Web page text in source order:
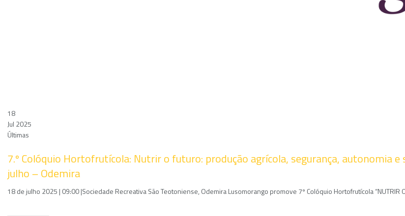
18
Jul 2025
Últimas
7.º Colóquio Hortofrutícola: Nutrir o futuro: produção agrícola, segurança, autonomia e
julho – Odemira
18 de julho 2025 | 09:00 |Sociedade Recreativa São Teotoniense, Odemira Lusomorango promove 7º Colóquio Hortofrutícola “NUTRIR O